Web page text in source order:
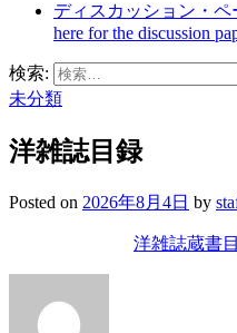
ディスカッション・
here for the discussion
検索:
未分類
洋雑誌目録
Posted on 2026年8月4日 by
洋雑誌蔵書